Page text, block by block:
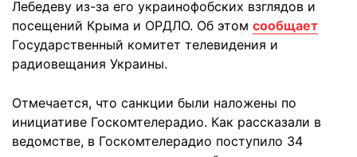
Лебедеву из-за его украинофобских взглядов и
посещений Крыма и ОРДЛО. Об этом сообщает
Государственный комитет телевидения и
радиовещания Украины.
Отмечается, что санкции были наложены по
инициативе Госкомтелерадио. Как рассказали в
ведомстве, в Госкомтелерадио поступило 34